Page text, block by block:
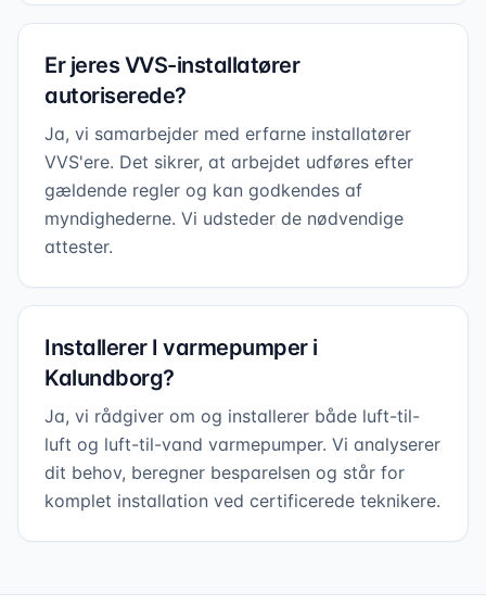
Er jeres VVS-installatører
autoriserede?
Ja, vi samarbejder med erfarne installatører
VVS'ere. Det sikrer, at arbejdet udføres efter
gældende regler og kan godkendes af
myndighederne. Vi udsteder de nødvendige
attester.
Installerer I varmepumper i
Kalundborg?
Ja, vi rådgiver om og installerer både luft-til-
luft og luft-til-vand varmepumper. Vi analyserer
dit behov, beregner besparelsen og står for
komplet installation ved certificerede teknikere.